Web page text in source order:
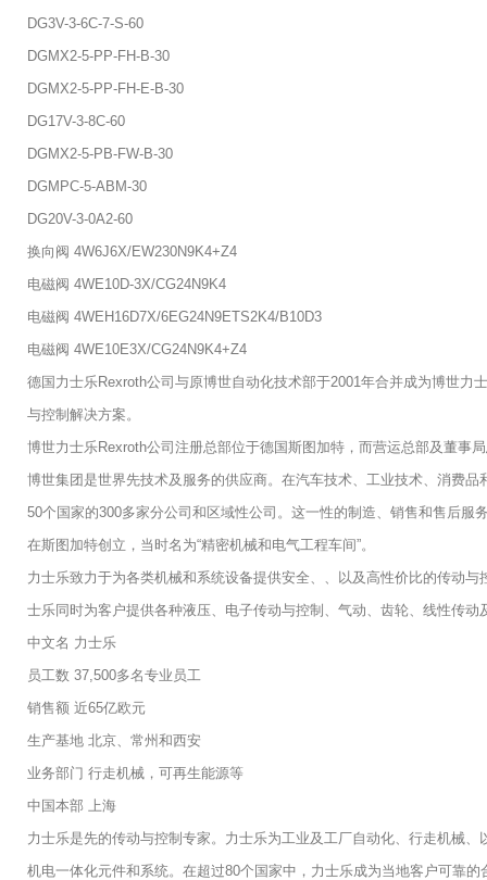
DG3V-3-6C-7-S-60
DGMX2-5-PP-FH-B-30
DGMX2-5-PP-FH-E-B-30
DG17V-3-8C-60
DGMX2-5-PB-FW-B-30
DGMPC-5-ABM-30
DG20V-3-0A2-60
换向阀 4W6J6X/EW230N9K4+Z4
电磁阀 4WE10D-3X/CG24N9K4
电磁阀 4WEH16D7X/6EG24N9ETS2K4/B10D3
电磁阀 4WE10E3X/CG24N9K4+Z4
德国力士乐Rexroth公司与原博世自动化技术部于2001年合并成为博世
与控制解决方案。
博世力士乐Rexroth公司注册总部位于德国斯图加特，而营运总部及董事
博世集团是世界先技术及服务的供应商。在汽车技术、工业技术、消费
50个国家的300多家分公司和区域性公司。这一性的制造、销售和售后服
在斯图加特创立，当时名为“精密机械和电气工程车间”。
力士乐致力于为各类机械和系统设备提供安全、、以及高性价比的传动
士乐同时为客户提供各种液压、电子传动与控制、气动、齿轮、线性传
中文名 力士乐
员工数 37,500多名专业员工
销售额 近65亿欧元
生产基地 北京、常州和西安
业务部门 行走机械，可再生能源等
中国本部 上海
力士乐是先的传动与控制专家。力士乐为工业及工厂自动化、行走机械
机电一体化元件和系统。在超过80个国家中，力士乐成为当地客户可靠